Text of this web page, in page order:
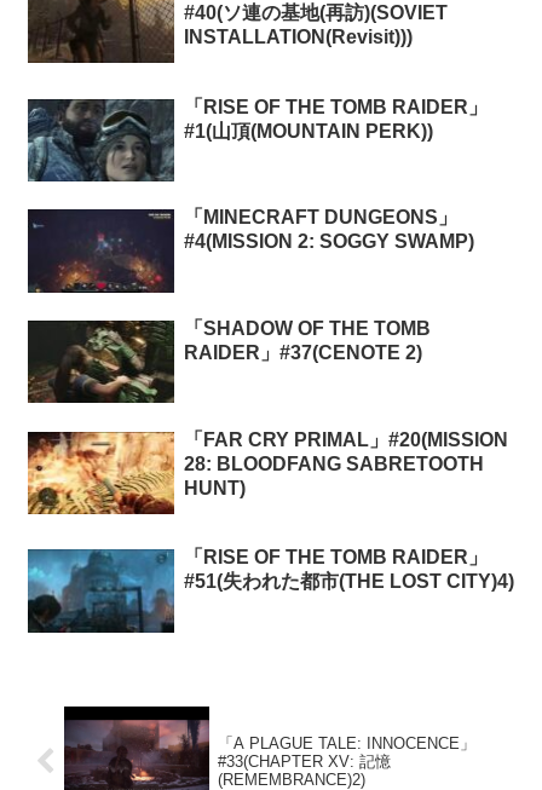
#40(ソ連の基地(再訪)(SOVIET
INSTALLATION(Revisit)))
「RISE OF THE TOMB RAIDER」
#1(山頂(MOUNTAIN PERK))
「MINECRAFT DUNGEONS」
#4(MISSION 2: SOGGY SWAMP)
「SHADOW OF THE TOMB
RAIDER」#37(CENOTE 2)
「FAR CRY PRIMAL」#20(MISSION
28: BLOODFANG SABRETOOTH
HUNT)
「RISE OF THE TOMB RAIDER」
#51(失われた都市(THE LOST CITY)4)
「A PLAGUE TALE: INNOCENCE」
#33(CHAPTER XV: 記憶
(REMEMBRANCE)2)